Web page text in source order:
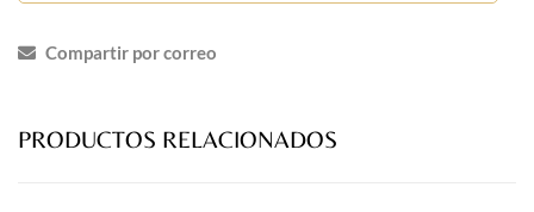
Compartir por correo
PRODUCTOS RELACIONADOS